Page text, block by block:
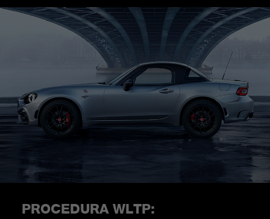
PROCEDURA WLTP: